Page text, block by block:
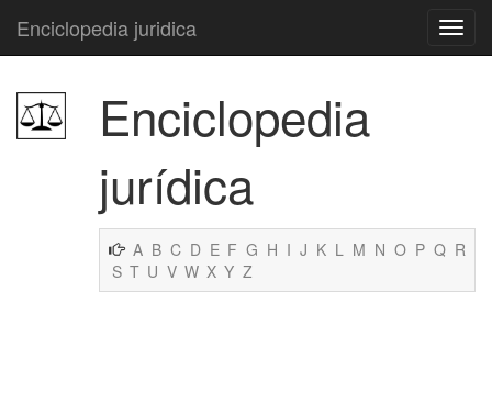
Enciclopedia juridica
Enciclopedia
jurídica
A B C D E F G H I J K L M N O P Q R
S T U V W X Y Z